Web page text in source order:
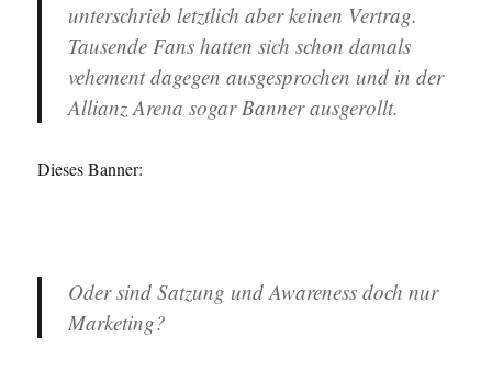
unterschrieb letztlich aber keinen Vertrag.
Tausende Fans hatten sich schon damals
vehement dagegen ausgesprochen und in der
Allianz Arena sogar Banner ausgerollt.
Dieses Banner:
Oder sind Satzung und Awareness doch nur
Marketing?